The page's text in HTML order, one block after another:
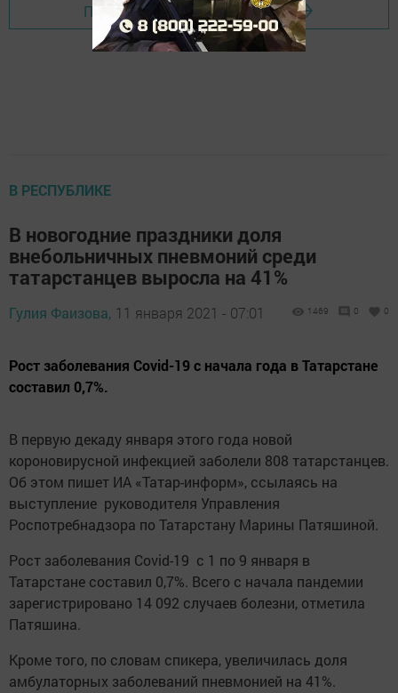
Перейти на страницу новости
В РЕСПУБЛИКЕ
В новогодние праздники доля
внебольничных пневмоний среди
татарстанцев выросла на 41%
Гулия Фаизова, 11 января 2021 - 07:01 1469 0 0
Рост заболевания Covid-19 с начала года в Татарстане
составил 0,7%.
В первую декаду января этого года новой
короновирусной инфекцией заболели 808 татарстанцев.
Об этом пишет ИА «Татар-информ», ссылаясь на
выступление руководителя Управления
Роспотребнадзора по Татарстану Марины Патяшиной.
Рост заболевания Covid-19 с 1 по 9 января в
Татарстане составил 0,7%. Всего с начала пандемии
зарегистрировано 14 092 случаев болезни, отметила
Патяшина.
Кроме того, по словам спикера, увеличилась доля
амбулаторных заболеваний пневмонией на 41%.